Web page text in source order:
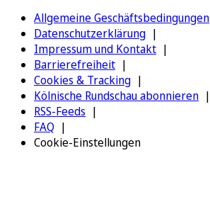
Allgemeine Geschäftsbedingungen
Datenschutzerklärung
Impressum und Kontakt
Barrierefreiheit
Cookies & Tracking
Kölnische Rundschau abonnieren
RSS-Feeds
FAQ
Cookie-Einstellungen